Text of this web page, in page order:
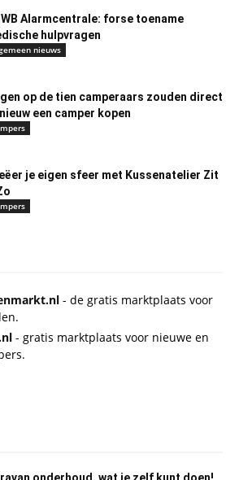
Alarmcentrale: forse toename
hulpvragen
nieuws
op de tien camperaars zouden direct
een camper kopen
je eigen sfeer met Kussenatelier Zit
- de gratis marktplaats voor
- gratis marktplaats voor nieuwe en